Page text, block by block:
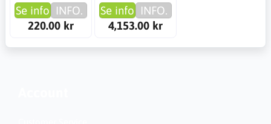
Se info INFO.
220.00 kr
Se info INFO.
4,153.00 kr